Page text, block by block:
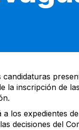
la inscripción de
los expedientes
decisiones del